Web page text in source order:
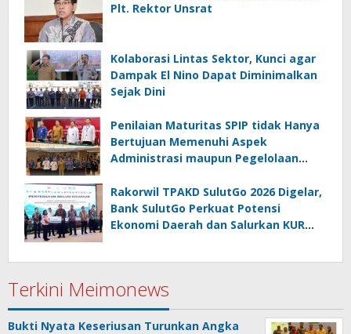
Plt. Rektor Unsrat
Kolaborasi Lintas Sektor, Kunci agar
Dampak El Nino Dapat Diminimalkan
Sejak Dini
Penilaian Maturitas SPIP tidak Hanya
Bertujuan Memenuhi Aspek
Administrasi maupun Pegelolaan
Rakorwil TPAKD SulutGo 2026 Digelar,
Bank SulutGo Perkuat Potensi
Ekonomi Daerah dan Salurkan KUR
Terkini Meimonews
Bukti Nyata Keseriusan Turunkan Angka